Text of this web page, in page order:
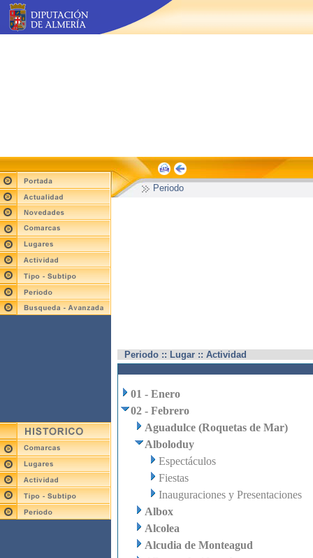
Periodo
Periodo :: Lugar :: Actividad
01 - Enero
02 - Febrero
Aguadulce (Roquetas de Mar)
Alboloduy
Espectáculos
Fiestas
Inauguraciones y Presentaciones
Albox
Alcolea
Alcudia de Monteagud